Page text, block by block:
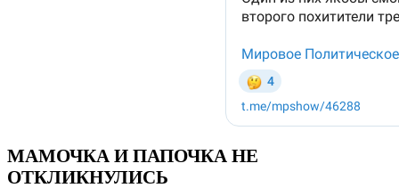
МАМОЧКА И ПАПОЧКА НЕ
ОТКЛИКНУЛИСЬ